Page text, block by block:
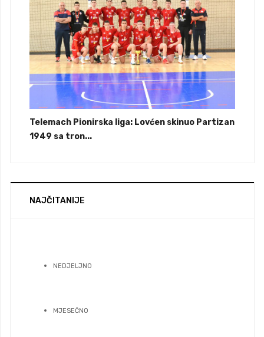
Telemach Pionirska liga: Lovćen skinuo Partizan
1949 sa tron...
NAJČITANIJE
NEDJELJNO
MJESEČNO